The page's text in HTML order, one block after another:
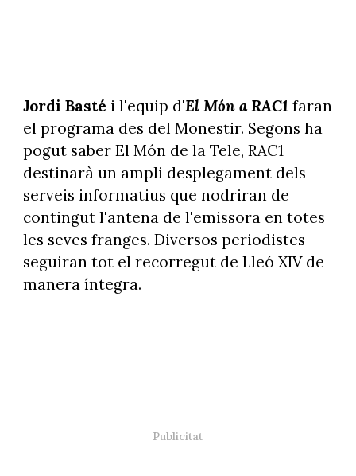
Jordi Basté i l'equip d'ElMón a RAC1 faran
el programa des del Monestir. Segons ha
pogut saber El Món de la Tele, RAC1
destinarà un ampli desplegament dels
serveis informatius que nodriran de
contingut l'antena de l'emissora en totes
les seves franges. Diversos periodistes
seguiran tot el recorregut de Lleó XIV de
manera íntegra.